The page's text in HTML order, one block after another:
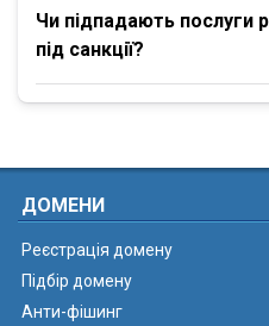
Чи підпадають послуги
під санкції?
ДОМЕНИ
Реєстрація домену
Підбір домену
Анти-фішинг